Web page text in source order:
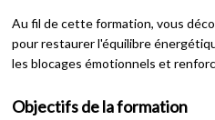
Au fil de cette formation, vous
pour restaurer l'équilibre
les blocages émotionnels et
Objectifs de la formation